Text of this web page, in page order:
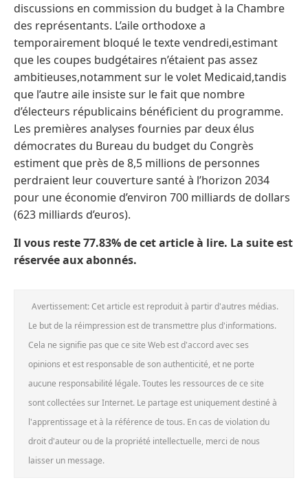
discussions en commission du budget à la Chambre
des représentants. L’aile orthodoxe a
temporairement bloqué le texte vendredi,estimant
que les coupes budgétaires n’étaient pas assez
ambitieuses,notamment sur le volet Medicaid,tandis
que l’autre aile insiste sur le fait que nombre
d’électeurs républicains bénéficient du programme.
Les premières analyses fournies par deux élus
démocrates du Bureau du budget du Congrès
estiment que près de 8,5 millions de personnes
perdraient leur couverture santé à l’horizon 2034
pour une économie d’environ 700 milliards de dollars
(623 milliards d’euros).
Il vous reste 77.83% de cet article à lire. La suite est
réservée aux abonnés.
Avertissement: Cet article est reproduit à partir d'autres médias.
Le but de la réimpression est de transmettre plus d'informations.
Cela ne signifie pas que ce site Web est d'accord avec ses
opinions et est responsable de son authenticité, et ne porte
aucune responsabilité légale. Toutes les ressources de ce site
sont collectées sur Internet. Le partage est uniquement destiné à
l'apprentissage et à la référence de tous. En cas de violation du
droit d'auteur ou de la propriété intellectuelle, merci de nous
laisser un message.